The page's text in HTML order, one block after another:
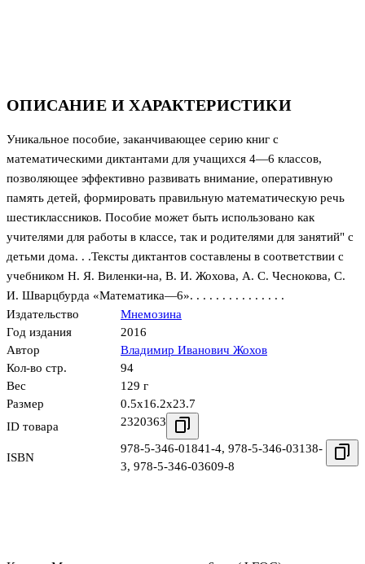
ОПИСАНИЕ И ХАРАКТЕРИСТИКИ
Уникальное пособие, заканчивающее серию книг с
математическими диктантами для учащихся 4—6 классов,
позволяющее эффективно развивать внимание, оперативную
память детей, формировать правильную математическую речь
шестиклассников. Пособие может быть использовано как
учителями для работы в классе, так и родителями для занятий" с
детьми дома. . .Тексты диктантов составлены в соответствии с
учебником Н. Я. Виленки-на, В. И. Жохова, А. С. Чеснокова, С.
И. Шварцбурда «Математика—6». . . . . . . . . . . . . . .
Издательство
Мнемозина
Год издания
2016
Автор
Владимир Иванович Жохов
Кол-во стр.
94
Вес
129 г
Размер
0.5x16.2x23.7
ID товара
2320363
ISBN
978-5-346-01841-4, 978-5-346-03138-
3, 978-5-346-03609-8